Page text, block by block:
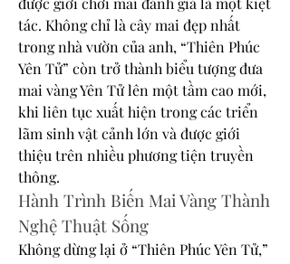
tác. Không chỉ là cây mai đẹp nhất
trong nhà vườn của anh, “Thiên Phúc
Yên Tử” còn trở thành biểu tượng đưa
mai vàng Yên Tử lên một tầm cao mới,
khi liên tục xuất hiện trong các triển
lãm sinh vật cảnh lớn và được giới
thiệu trên nhiều phương tiện truyền
thông.
Hành Trình Biến Mai Vàng Thành
Nghệ Thuật Sống
Không dừng lại ở “Thiên Phúc Yên Tử,”